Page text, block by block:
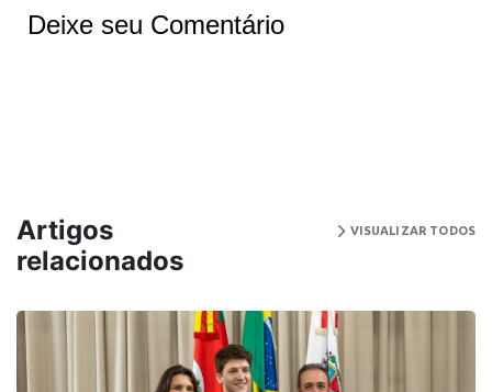
Deixe seu Comentário
Artigos
relacionados
VISUALIZAR TODOS